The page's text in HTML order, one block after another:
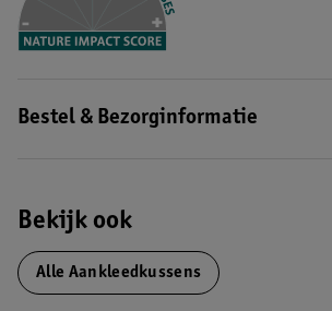
Bestel & Bezorginformatie
Bekijk ook
Alle Aankleedkussens